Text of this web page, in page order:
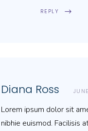
REPLY
Diana Ross
Lorem ipsum dolor sit
nibhie euismod. Facilisis